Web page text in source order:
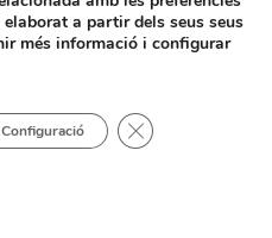
a partir dels seus seus
més informació i configurar
Configuració Tanca el bàner de